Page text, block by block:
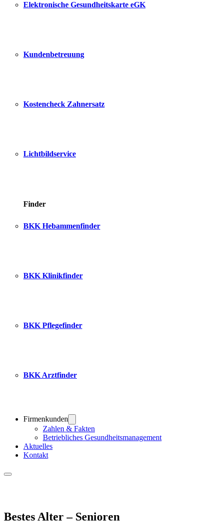
Elektronische Gesundheitskarte eGK
Kundenbetreuung
Kostencheck Zahnersatz
Lichtbildservice
Finder
BKK Hebammenfinder
BKK Klinikfinder
BKK Pflegefinder
BKK Arztfinder
Firmenkunden
Zahlen & Fakten
Betriebliches Gesundheitsmanagement
Aktuelles
Kontakt
Bestes Alter – Senioren